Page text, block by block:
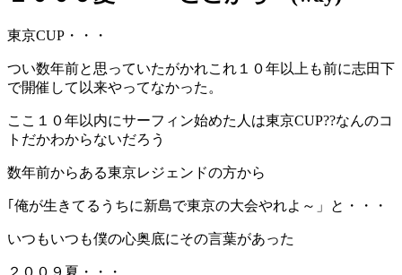
東京CUP・・・
つい数年前と思っていたがかれこれ１０年以上も前に志田下
で開催して以来やってなかった。
ここ１０年以内にサーフィン始めた人は東京CUP??なんのコ
トだかわからないだろう
数年前からある東京レジェンドの方から
｢俺が生きてるうちに新島で東京の大会やれよ～」と・・・
いつもいつも僕の心奥底にその言葉があった
２００９夏・・・